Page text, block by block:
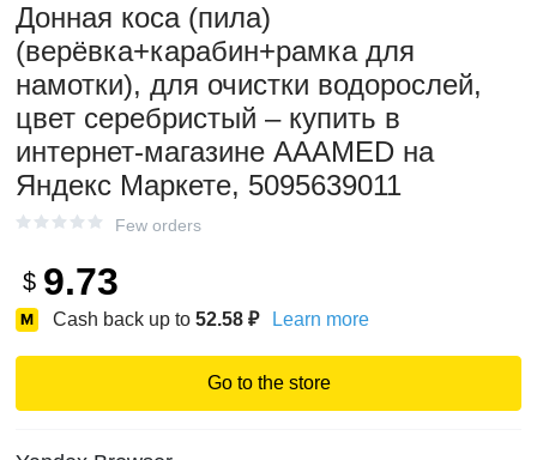
Донная коса (пила)
(верёвка+карабин+рамка для
намотки), для очистки водорослей,
цвет серебристый – купить в
интернет-магазине AAAMED на
Яндекс Маркете, 5095639011
Few orders
$ 9.73
Cash back up to 52.58 ₽ Learn more
Go to the store